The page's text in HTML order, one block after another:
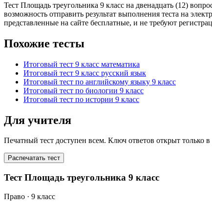
Тест Площадь треугольника 9 класс на двенадцать (12)
возможность отправить результат выполнения теста на
представленные на сайте бесплатные, и не требуют
Похожие тесты
Итоговый тест 9 класс математика
Итоговый тест 9 класс русский язык
Итоговый тест по английскому языку 9 класс
Итоговый тест по биологии 9 класс
Итоговый тест по истории 9 класс
Для учителя
Печатный тест доступен всем. Ключ ответов открыт только
Распечатать тест
Тест Площадь треугольника 9 класс
Право · 9 класс